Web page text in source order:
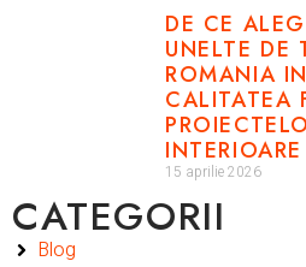
DE CE
UNELTE DE
ROMANIA
CALITATEA
INTERIOARE
15 aprilie 2026
CATEGORII
Blog